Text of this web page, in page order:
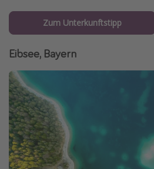
Zum Unterkunftstipp
Eibsee, Bayern